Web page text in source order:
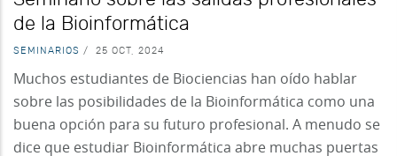
de la Bioinformática
SEMINARIOS / 25 OCT, 2024
Muchos estudiantes de Biociencias han oído hablar
sobre las posibilidades de la Bioinformática como una
buena opción para su futuro profesional. A menudo se
dice que estudiar Bioinformática abre muchas puertas